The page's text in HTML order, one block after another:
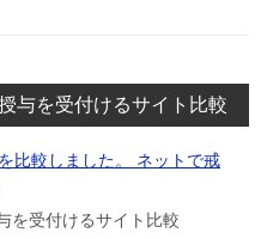
与を受付けるサイト比較
を受付けるサイト比較